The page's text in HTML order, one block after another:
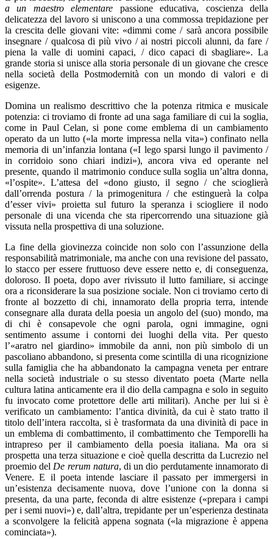
a un maestro elementare passione educativa, coscienza della
delicatezza del lavoro si uniscono a una commossa trepidazione per
la crescita delle giovani vite: «dimmi come / sarà ancora possibile
insegnare / qualcosa di più vivo / ai nostri piccoli alunni, da fare /
piena la valle di uomini capaci, / dico capaci di sbagliare». La
grande storia si unisce alla storia personale di un giovane che cresce
nella società della Postmodernità con un mondo di valori e di
esigenze.
Domina un realismo descrittivo che la potenza ritmica e musicale
potenzia: ci troviamo di fronte ad una saga familiare di cui la soglia,
come in Paul Celan, si pone come emblema di un cambiamento
operato da un lutto («la morte impressa nella vita») confinato nella
memoria di un’infanzia lontana («I lego sparsi lungo il pavimento /
in corridoio sono chiari indizi»), ancora viva ed operante nel
presente, quando il matrimonio conduce sulla soglia un’altra donna,
«l’ospite». L’attesa del «dono giusto, il segno / che scioglierà
dall’orrenda postura / la primogenitura / che estinguerà la colpa
d’esser vivi» proietta sul futuro la speranza i sciogliere il nodo
personale di una vicenda che sta ripercorrendo una situazione già
vissuta nella prospettiva di una soluzione.
La fine della giovinezza coincide non solo con l’assunzione della
responsabilità matrimoniale, ma anche con una revisione del passato,
lo stacco per essere fruttuoso deve essere netto e, di conseguenza,
doloroso. Il poeta, dopo aver rivissuto il lutto familiare, si accinge
ora a riconsiderare la sua posizione sociale. Non ci troviamo certo di
fronte al bozzetto di chi, innamorato della propria terra, intende
consegnare alla durata della poesia un angolo del (suo) mondo, ma
di chi è consapevole che ogni parola, ogni immagine, ogni
sentimento assume i contorni dei luoghi della vita. Per questo
l’«aratro nel giardino» immobile da anni, non più simbolo di un
pascoliano abbandono, si presenta come scintilla di una ricognizione
sulla famiglia che ha abbandonato la campagna veneta per entrare
nella società industriale o su stesso diventato poeta (Marte nella
cultura latina anticamente era il dio della campagna e solo in seguito
fu invocato come protettore delle arti militari). Anche per lui si è
verificato un cambiamento: l’antica divinità, da cui è stato tratto il
titolo dell’intera raccolta, si è trasformata da una divinità di pace in
un emblema di combattimento, il combattimento che Temporelli ha
intrapreso per il cambiamento della poesia italiana. Ma ora si
prospetta una terza situazione e cioè quella descritta da Lucrezio nel
proemio del De rerum natura, di un dio perdutamente innamorato di
Venere. E il poeta intende lasciare il passato per immergersi in
un’esistenza decisamente nuova, dove l’unione con la donna si
presenta, da una parte, feconda di altre esistenze («prepara i campi
per i semi nuovi») e, dall’altra, trepidante per un’esperienza destinata
a sconvolgere la felicità appena sognata («la migrazione è appena
cominciata»).